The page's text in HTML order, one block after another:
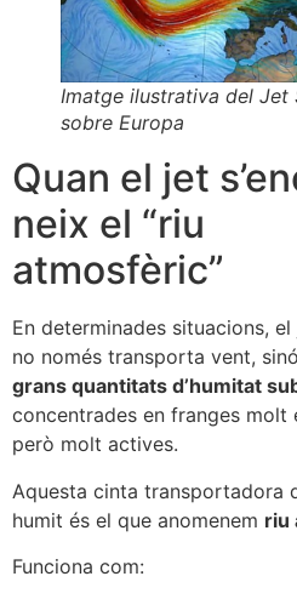
Imatge ilustrativa del Jet
sobre Europa
Quan el jet
neix el “riu
atmosfèric”
En determinades situacions,
no només transporta vent,
grans quantitats d’humitat
concentrades en franges molt
però molt actives.
Aquesta cinta transportadora
humit és el que anomenem riu
Funciona com: